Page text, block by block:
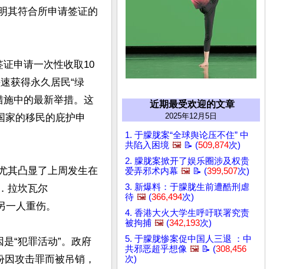
其符合所申请签证的
申请一次性收取10
获得永久居民“绿
施中的最新举措。这
家的移民的庇护申
其凸显了上周发生在
拉坎瓦尔
人重伤。
“犯罪活动”。政府
攻击罪而被吊销，
近期最受欢迎的文章
2025年12月5日
1. 于朦胧案“全球舆论压不住” 中
共陷入困境 🖼️ 📝 (509,874次)
2. 朦胧案掀开了娱乐圈涉及权贵
爱弄邪术内幕 🖼️ 📝 (399,507次)
3. 新爆料：于朦胧生前遭酷刑虐
待 🖼️ (366,494次)
4. 香港大火大学生呼吁联署究责
被拘捕 🖼️ (342,193次)
5. 于朦胧惨案促中国人三退 ：中
共邪恶超乎想像 🖼️ 📝 (308,456
次)